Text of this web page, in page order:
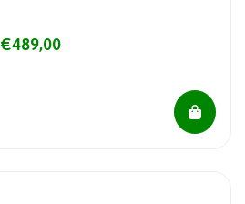
€489,00